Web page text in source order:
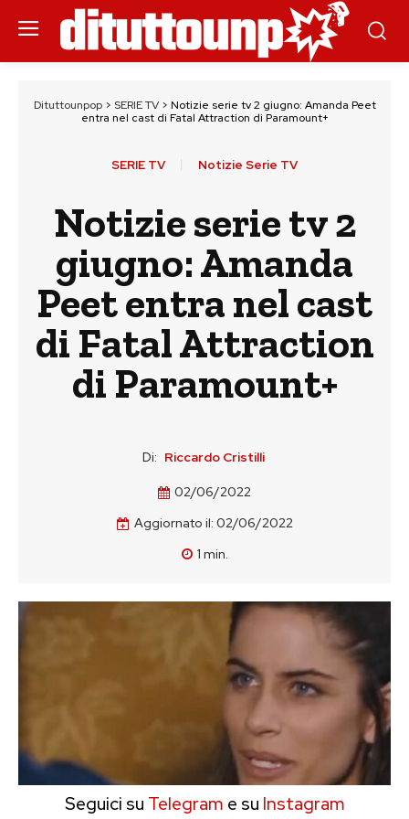
Dituttounpop> SERIE TV> Notizie serie tv 2 giugno: Amanda Peet
entra nel cast di Fatal Attraction di Paramount+
SERIE TV Notizie Serie TV
Notizie serie tv 2
giugno: Amanda
Peet entra nel cast
di Fatal Attraction
di Paramount+
Di: Riccardo Cristilli
02/06/2022
Aggiornato il: 02/06/2022
1 min.
Seguici su Telegram e su Instagram